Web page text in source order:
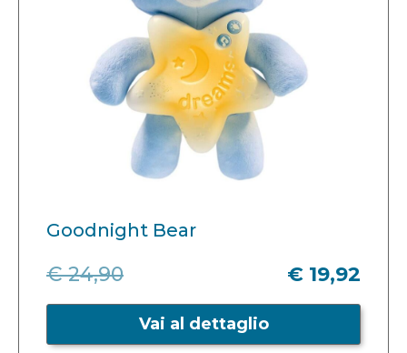
Goodnight Bear
€ 24,90 € 19,92
Vai al dettaglio